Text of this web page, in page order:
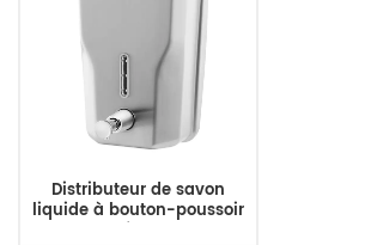
Distributeur de savon
liquide à bouton-poussoir
de surface avec